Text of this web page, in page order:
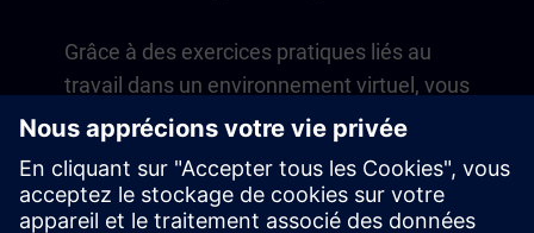
Grâce à des exercices pratiques liés au
travail dans un environnement virtuel, vous
développez des compétences directement
L'apprentissage se poursuit au-delà du
cours avec un abonnement d'un an à notre